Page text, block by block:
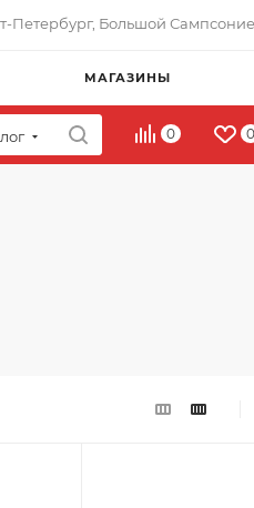
Петербург, Большой
МАГАЗИНЫ
0 0